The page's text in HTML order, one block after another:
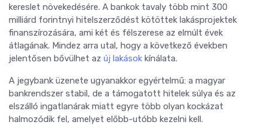
kereslet növekedésére. A bankok tavaly több mint 300
milliárd forintnyi hitelszerződést kötöttek lakásprojektek
finanszírozására, ami két és félszerese az elmúlt évek
átlagának. Mindez arra utal, hogy a következő években
jelentősen bővülhet az új lakások kínálata.
A jegybank üzenete ugyanakkor egyértelmű: a magyar
bankrendszer stabil, de a támogatott hitelek súlya és az
elszálló ingatlanárak miatt egyre több olyan kockázat
halmozódik fel, amelyet előbb-utóbb kezelni kell.